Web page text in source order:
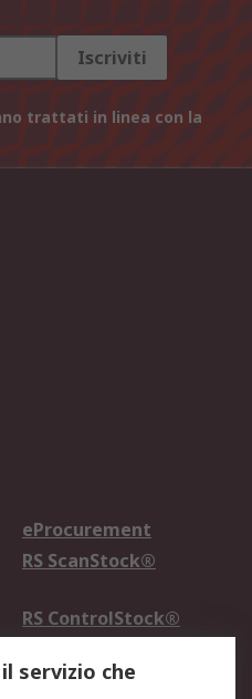
Iscriviti
trattati in linea con la
eProcurement
RS ScanStock®
RS ControlStock®
servizio che